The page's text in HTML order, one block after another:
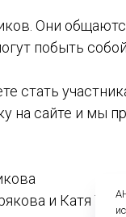
Они
побыть
стать
на сайте и мы
и Катя